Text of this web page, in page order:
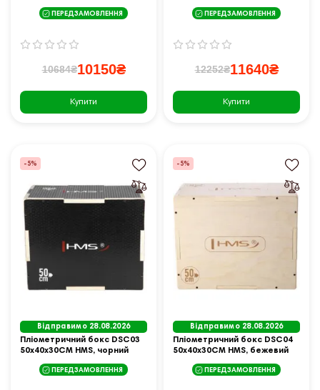
ПЕРЕДЗАМОВЛЕННЯ
10684₴10150₴
Купити
ПЕРЕДЗАМОВЛЕННЯ
12252₴11640₴
Купити
-5%
Відправимо 28.08.2026
Пліометричний бокс DSC03
50x40x30CM HMS, чорний
ПЕРЕДЗАМОВЛЕННЯ
-5%
Відправимо 28.08.2026
Пліометричний бокс DSC04
50x40x30CM HMS, бежевий
ПЕРЕДЗАМОВЛЕННЯ